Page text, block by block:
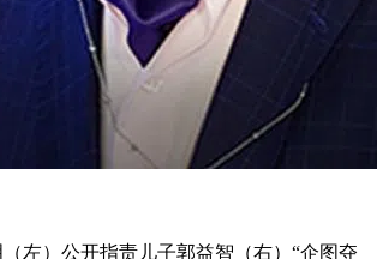
左）公开指责儿子郭益智（右）“企图夺